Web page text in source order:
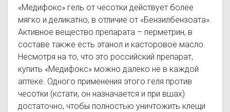
«Медифокс» гель от чесотки действует более
мягко и деликатно, в отличие от «Бензилбензоата».
Активное вещество препарата – перметрин, в
составе также есть этанол и касторовое масло.
Несмотря на то, что это российский препарат,
купить «Медифокс» можно далеко не в каждой
аптеке. Одного применения этого геля против
чесотки (кстати, он назначается и при вшах)
достаточно, чтобы полностью уничтожить клещи